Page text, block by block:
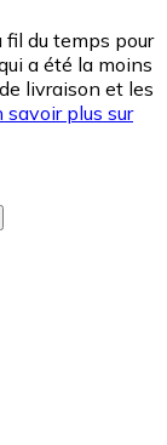
fil du temps pour
a été la moins
livraison et les
savoir plus sur